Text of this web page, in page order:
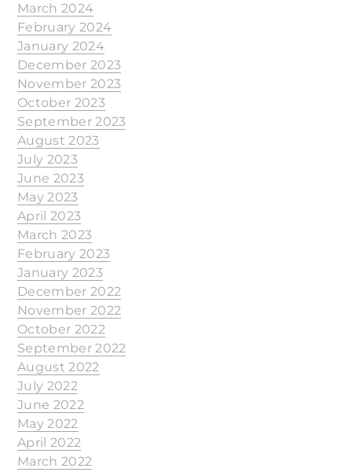
March 2024
February 2024
January 2024
December 2023
November 2023
October 2023
September 2023
August 2023
July 2023
June 2023
May 2023
April 2023
March 2023
February 2023
January 2023
December 2022
November 2022
October 2022
September 2022
August 2022
July 2022
June 2022
May 2022
April 2022
March 2022